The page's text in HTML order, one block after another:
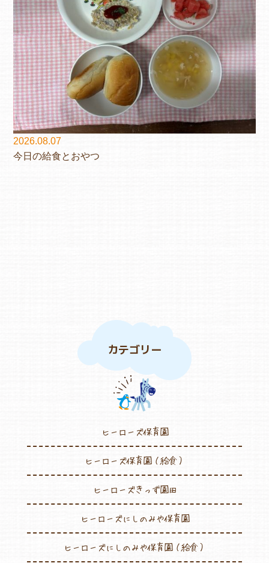
2026.08.07
今日の給食とおやつ
カテゴリー
ヒーローズ保育園
ヒーローズ保育園（給食）
ヒーローズきっず園田
ヒーローズにしのみや保育園
ヒーローズにしのみや保育園（給食）